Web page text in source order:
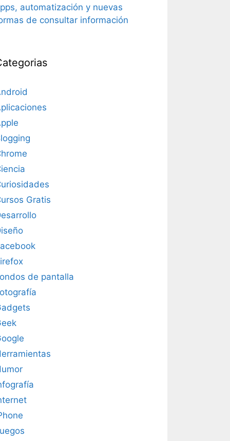
automatización y nuevas
de consultar información
Gratis
de pantalla